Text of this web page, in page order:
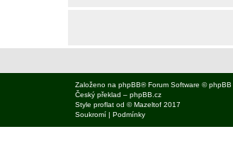
Založeno na phpBB® Forum Software © phpBB
Český překlad – phpBB.cz
Style proflat od ©Mazeltof 2017
Soukromí | Podmínky